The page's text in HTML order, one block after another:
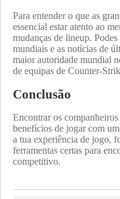
Para entender o que as
essencial estar atento ao
mudanças de lineup.
mundiais e as notícias de
maior autoridade mundial
de equipas de Counter-
Conclusão
Encontrar os
benefícios de jogar com
a tua experiência de jogo,
ferramentas certas para
competitivo.